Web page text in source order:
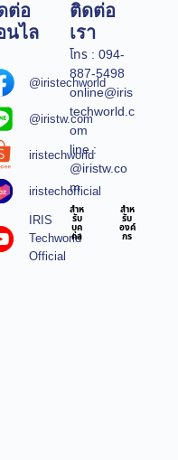
ต่อ
นไล
@iristechworld
@iristw.com
iristechworld
iristechofficial
IRIS
Techworld
Official
ติดต่อ
เรา
โทร : 094-
887-5498
online@iris
techworld.c
om
line :
@iristw.co
m
สำห
รับ
บุค
คล
สำห
รับ
องค์
กร